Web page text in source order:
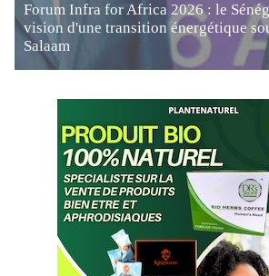
Forum Infra for Africa 2026 : le
vision d'une transition énergétique
Salaam